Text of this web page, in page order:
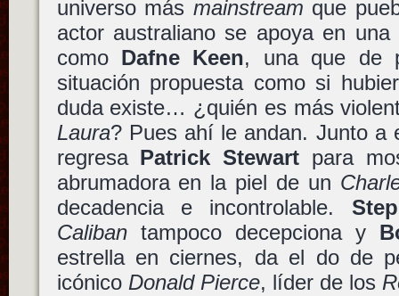
universo más mainstream que
actor australiano se apoya en una
como Dafne Keen, una que de
situación propuesta como si
duda existe… ¿quién es más
Laura? Pues ahí le andan. Junto a
regresa Patrick Stewart para
abrumadora en la piel de un
decadencia e incontrolable.
Calibantampoco decepciona y
estrella en ciernes, da el do de
icónico Donald Pierce, líder de los